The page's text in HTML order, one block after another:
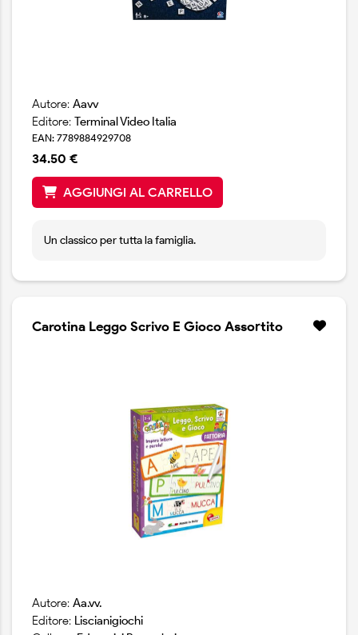
Autore: Aavv
Editore: Terminal Video Italia
EAN: 7789884929708
34.50 €
AGGIUNGI AL CARRELLO
Un classico per tutta la famiglia.
Carotina Leggo Scrivo E Gioco Assortito
Autore: Aa.vv.
Editore: Liscianigiochi